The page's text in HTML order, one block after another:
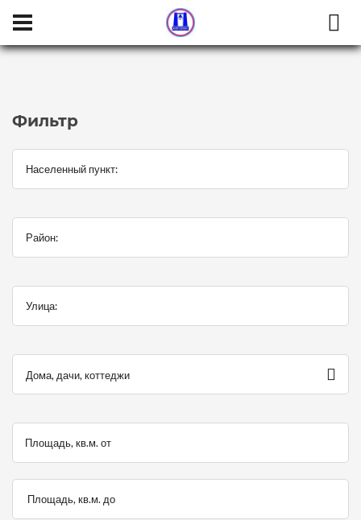
Фильтр
Дома, дачи, коттеджи
Площадь, кв.м. от
Площадь, кв.м. до